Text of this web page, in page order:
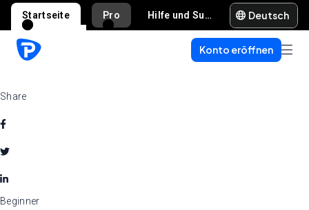
Startseite Pro Hilfe und Support Deutsch
Konto eröffnen
Share
Beginner